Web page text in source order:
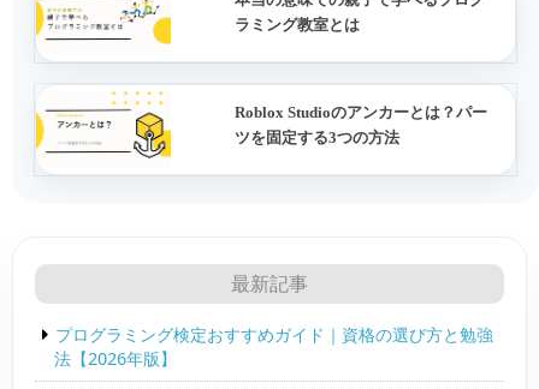
ラミング教室とは
Roblox Studioのアンカーとは？パー
ツを固定する3つの方法
最新記事
プログラミング検定おすすめガイド｜資格の選び方と勉強
法【2026年版】